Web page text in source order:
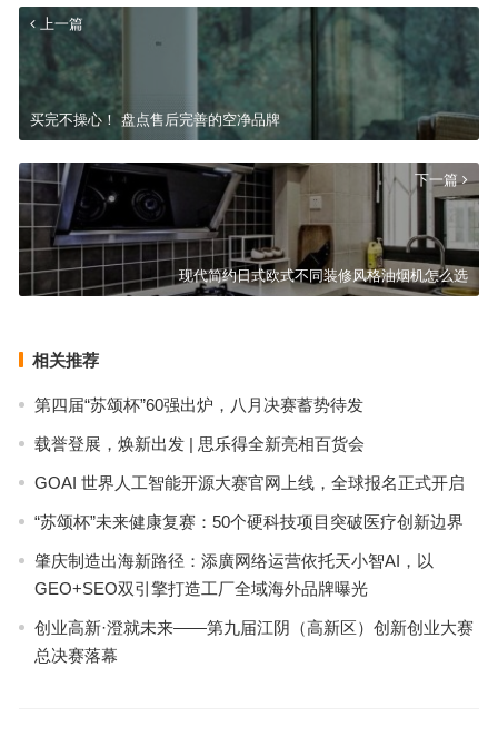
上一篇
买完不操心！ 盘点售后完善的空净品牌
下一篇
现代简约日式欧式不同装修风格油烟机怎么选
相关推荐
第四届“苏颂杯”60强出炉，八月决赛蓄势待发
载誉登展，焕新出发 | 思乐得全新亮相百货会
GOAI 世界人工智能开源大赛官网上线，全球报名正式开启
“苏颂杯”未来健康复赛：50个硬科技项目突破医疗创新边界
肇庆制造出海新路径：添廣网络运营依托天小智AI，以
GEO+SEO双引擎打造工厂全域海外品牌曝光
创业高新·澄就未来——第九届江阴（高新区）创新创业大赛
总决赛落幕